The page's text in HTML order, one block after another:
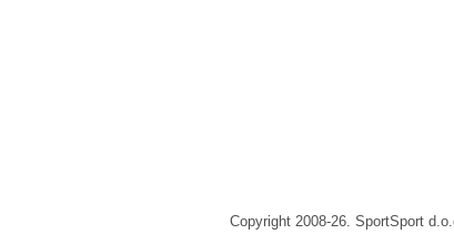
Copyright 2008-26. SportSport